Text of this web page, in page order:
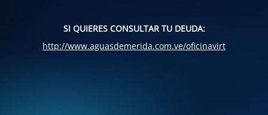
SI QUIERES CONSULTAR TU DEUDA:
http://www.aguasdemerida.com.ve/oficinavirt